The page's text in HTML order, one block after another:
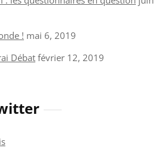
! mai 6, 2019
Débat février 12, 2019